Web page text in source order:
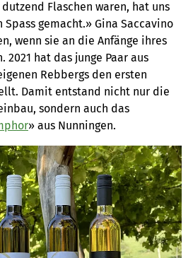
Flaschen waren, hat uns
gemacht.» Gina Saccavino
wenn sie an die Anfänge ihres
2021 hat das junge Paar aus
Rebbergs den ersten
Damit entstand nicht nur die
sondern auch das
» aus Nunningen.